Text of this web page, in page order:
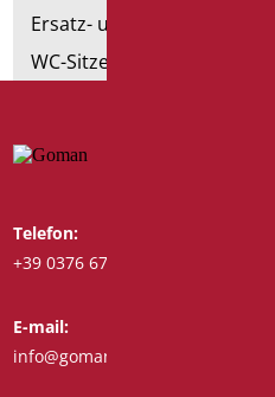
Ersatz- und Kleinteile
WC-Sitze
Telefon:
+39 0376 671780
E-mail:
info@goman.it